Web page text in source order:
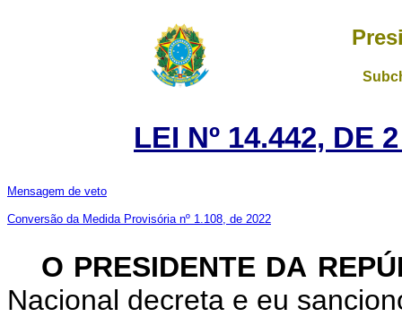
LEI Nº 14.442, DE
Mensagem de veto
Conversão da Medida Provisória nº 1.108, de 2022
O PRESIDENTE DA
Nacional decreta e eu